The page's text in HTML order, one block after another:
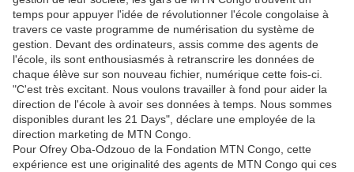
temps pour appuyer l'idée de révolutionner l'école congolaise à
travers ce vaste programme de numérisation du système de
gestion. Devant des ordinateurs, assis comme des agents de
l'école, ils sont enthousiasmés à retranscrire les données de
chaque élève sur son nouveau fichier, numérique cette fois-ci.
"C'est très excitant. Nous voulons travailler à fond pour aider la
direction de l'école à avoir ses données à temps. Nous sommes
disponibles durant les 21 Days", déclare une employée de la
direction marketing de MTN Congo.
Pour Ofrey Oba-Odzouo de la Fondation MTN Congo, cette
expérience est une originalité des agents de MTN Congo qui ces